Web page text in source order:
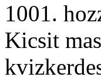
1001.
Kicsit